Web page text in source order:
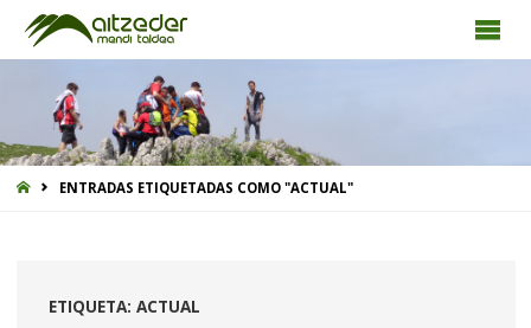
INICIOENTRADAS ETIQUETADAS COMO "ACTUAL"
ETIQUETA: ACTUAL